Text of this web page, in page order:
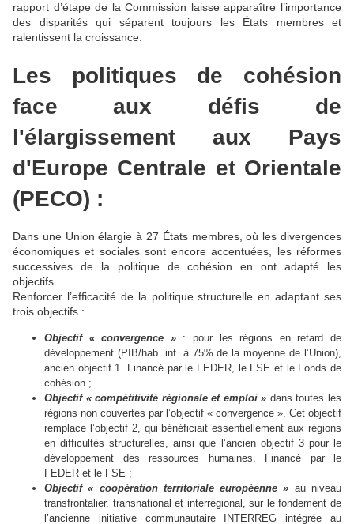
rapport d’étape de la Commission laisse apparaître l’importance
des disparités qui séparent toujours les États membres et
ralentissent la croissance.
Les politiques de cohésion
face aux défis de
l'élargissement aux Pays
d'Europe Centrale et Orientale
(PECO) :
Dans une Union élargie à 27 États membres, où les divergences
économiques et sociales sont encore accentuées, les réformes
successives de la politique de cohésion en ont adapté les
objectifs.
Renforcer l’efficacité de la politique structurelle en adaptant ses
trois objectifs :
Objectif « convergence »: pour les régions en retard de
développement (PIB/hab. inf. à 75% de la moyenne de l’Union),
ancien objectif 1. Financé par le FEDER, le FSE et le Fonds de
cohésion ;
Objectif « compétitivité régionale et emploi » dans toutes les
régions non couvertes par l’objectif « convergence ». Cet objectif
remplace l’objectif 2, qui bénéficiait essentiellement aux régions
en difficultés structurelles, ainsi que l’ancien objectif 3 pour le
développement des ressources humaines. Financé par le
FEDER et le FSE ;
Objectif « coopération territoriale européenne » au niveau
transfrontalier, transnational et interrégional, sur le fondement de
l’ancienne initiative communautaire INTERREG intégrée au